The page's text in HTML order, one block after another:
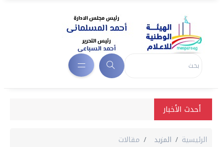
أحدث الأخبار
الرئيسية المزيد مقالات